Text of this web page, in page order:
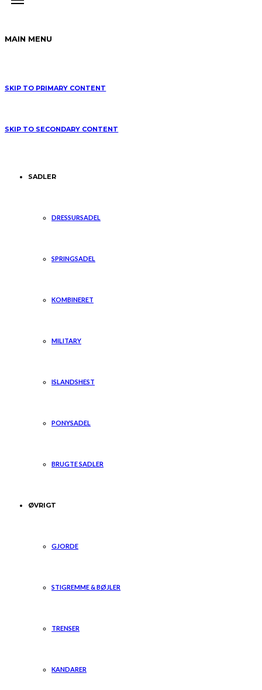
MAIN MENU
SKIP TO PRIMARY CONTENT
SKIP TO SECONDARY CONTENT
SADLER
DRESSURSADEL
SPRINGSADEL
KOMBINERET
MILITARY
ISLANDSHEST
PONYSADEL
BRUGTE SADLER
ØVRIGT
GJORDE
STIGREMME & BØJLER
TRENSER
KANDARER